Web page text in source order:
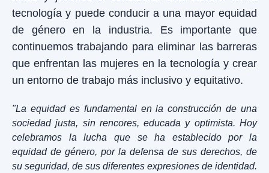
tecnología y puede conducir a una mayor equidad
de género en la industria. Es importante que
continuemos trabajando para eliminar las barreras
que enfrentan las mujeres en la tecnología y crear
un entorno de trabajo más inclusivo y equitativo.
"La equidad es fundamental en la construcción de una
sociedad justa, sin rencores, educada y optimista. Hoy
celebramos la lucha que se ha establecido por la
equidad de género, por la defensa de sus derechos, de
su seguridad, de sus diferentes expresiones de identidad.